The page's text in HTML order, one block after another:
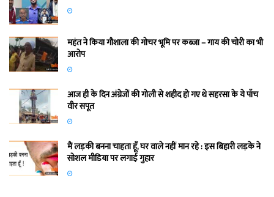
महंत ने किया गौशाला की गोचर भूमि पर कब्जा – गाय की चोरी का भी
आरोप
आज ही के दिन अंग्रेजों की गोली से शहीद हो गए थे सहरसा के ये पाँच
वीर सपूत
मैं लड़की बनना चाहता हूँ, घर वाले नहीं मान रहे : इस बिहारी लड़के ने
सोशल मीडिया पर लगाई गुहार